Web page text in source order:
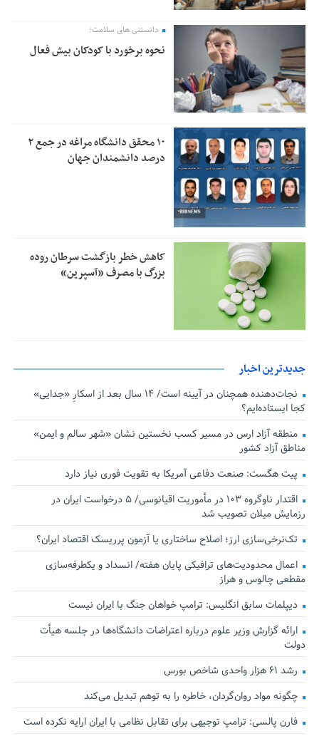
دانستنی های سلامت؛
نحوه برخورد با کودکان بیش فعال
۱۰ محقق دانشگاه مراغه در جمع ۲
درصد دانشمندان جهان
کاهش خطر بازگشت سرطان روده
بزرگ با مصرف «آسپرین»
جدیدترین اخبار
نجات‌دهنده‌ همچنان در آیینه است/ ۱۴ سال بعد از اسکارِ «جدایی»
کجا ایستاده‌ایم؟
منطقه آزاد ارس در مسیر کسب نخستین نشان «شهر سالم و ایمن»
مناطق آزاد کشور
پیت هگست: صنعت دفاعی آمریکا به تقویت فوری نیاز دارد
اقتدار ناوگروه ۱۰۳ در مأموریت‌ اقیانوسی/ ۵ درخواست ایران در
رزمایش میلان تصویب شد
تک‌نرخی‌سازی ارز؛ اصلاح ساختاری یا آزمون پرریسک اقتصاد ایران؟
اعمال محدودیت‌های ترافیکی پایان هفته/ انسداد و یکطرفه‌سازی
مقطعی چالوس و هراز
دیپلمات سابق انگلیس:‌ ترامپ خواهان جنگ با ایران نیست
ارائه گزارش وزیر علوم درباره اعتراضات دانشگاه‌ها در جلسه هیأت
دولت
رشد ۶۱ هزار واحدی شاخص بورس
چگونه مواد روان‌گردان، خاطره را به توهم تبدیل می‌کند
فارن پالسی: ترامپ توجیهی برای تقابل نظامی با ایران ارایه نکرده است